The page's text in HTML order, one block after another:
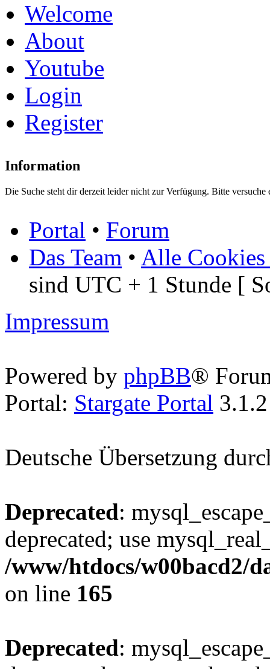
Welcome
About
Youtube
Login
Register
Information
Die Suche steht dir derzeit leider nicht zur Verfügung. Bitte versuche
Portal • Forum
Das Team • Alle Cookies
sind UTC + 1 Stunde [
Impressum
Powered by phpBB®
Portal: Stargate Portal
Deutsche Übersetzung
Deprecated:
deprecated; use
/www/htdocs/w00bacd2/
on line 165
Deprecated: